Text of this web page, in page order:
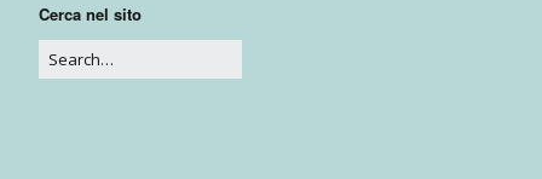
Cerca nel sito